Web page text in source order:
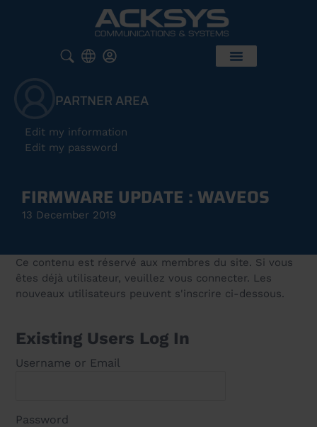
PARTNER AREA
Edit my information
Edit my password
FIRMWARE UPDATE : WAVEOS
13 December 2019
Ce contenu est réservé aux membres du site. Si vous
êtes déjà utilisateur, veuillez vous connecter. Les
nouveaux utilisateurs peuvent s'inscrire ci-dessous.
Existing Users Log In
Username or Email
Password